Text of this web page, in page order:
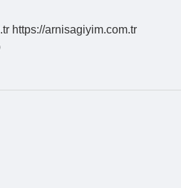
https://arnisagiyim.com.tr